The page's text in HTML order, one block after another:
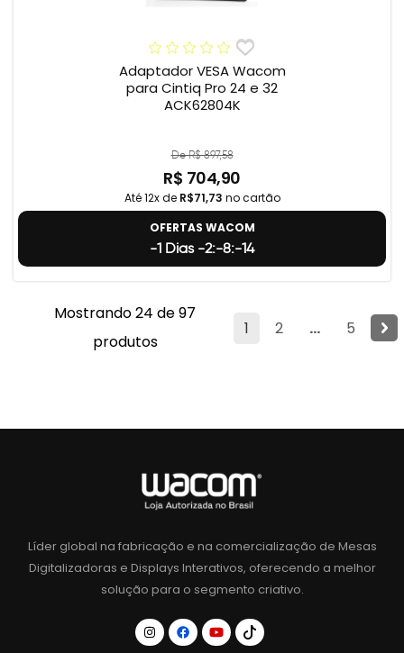
Adaptador VESA Wacom
para Cintiq Pro 24 e 32
ACK62804K
De R$ 897,58
R$ 704,90
Até 12x de R$71,73 no cartão
OFERTAS WACOM
-1 Dias -2:-8:-15
1 2 ... 5
Mostrando 24 de 97
produtos
Líder global na fabricação e na comercialização de Mesas
Digitalizadoras e Displays Interativos, oferecendo a melhor
solução para o segmento criativo.